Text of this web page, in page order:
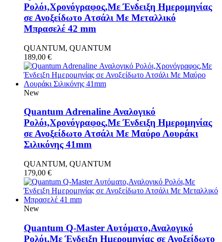
Ρολόι,Χρονόγραφος,Με Ένδειξη Ημερομηνίας
σε Ανοξείδωτο Ατσάλι Με Μεταλλικό
Μπρασελέ 42 mm
QUANTUM, QUANTUM
189,00 €
New
Quantum Adrenaline Αναλογικό
Ρολόι,Χρονόγραφος,Με Ένδειξη Ημερομηνίας
σε Ανοξείδωτο Ατσάλι Με Μαύρο Λουράκι
Σιλικόνης 41mm
QUANTUM, QUANTUM
179,00 €
New
Quantum Q-Master Aυτόματο,Αναλογικό
Ρολόι,Με Ένδειξη Ημερομηνίας σε Ανοξείδωτο